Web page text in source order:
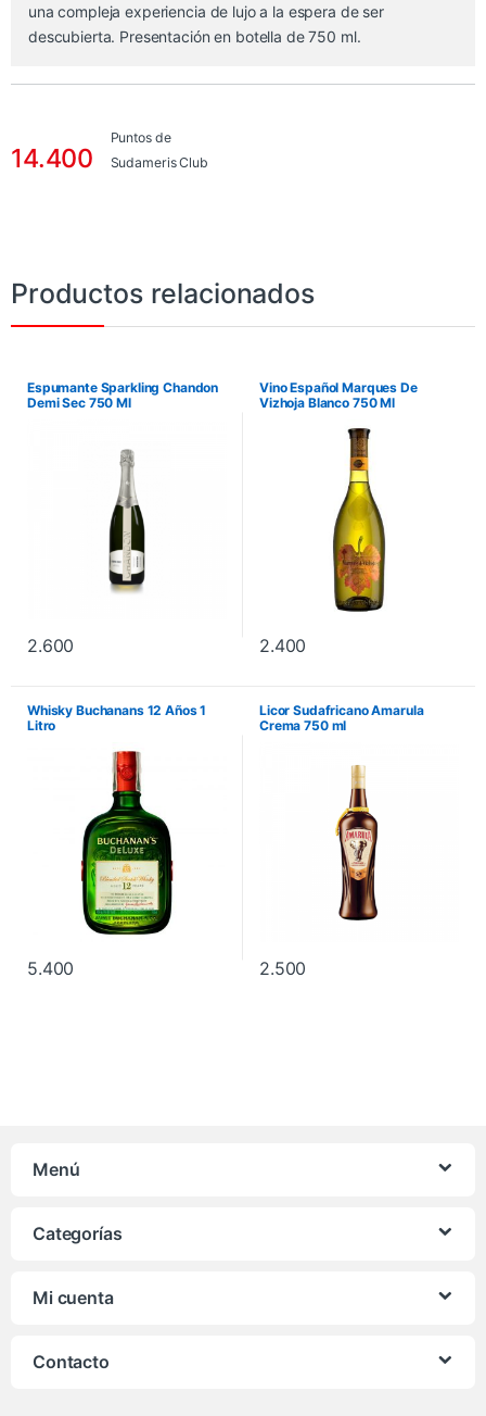
una compleja experiencia de lujo a la espera de ser
descubierta. Presentación en botella de 750 ml.
14.400
Puntos de
Sudameris Club
Productos relacionados
Espumante Sparkling Chandon
Demi Sec 750 Ml
2.600
Vino Español Marques De
Vizhoja Blanco 750 Ml
2.400
Whisky Buchanans 12 Años 1
Litro
5.400
Licor Sudafricano Amarula
Crema 750 ml
2.500
Menú
Categorías
Mi cuenta
Contacto